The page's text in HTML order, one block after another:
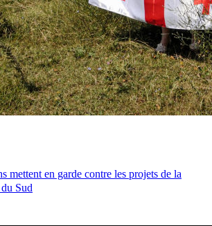
mettent en garde contre les projets de la
Sud